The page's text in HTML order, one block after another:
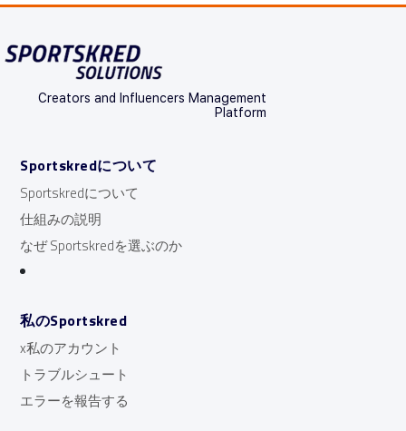
Creators and Influencers Management
Platform
Sportskredについて
Sportskredについて
仕組みの説明
なぜ Sportskredを選ぶのか
私のSportskred
x私のアカウント
トラブルシュート
エラーを報告する